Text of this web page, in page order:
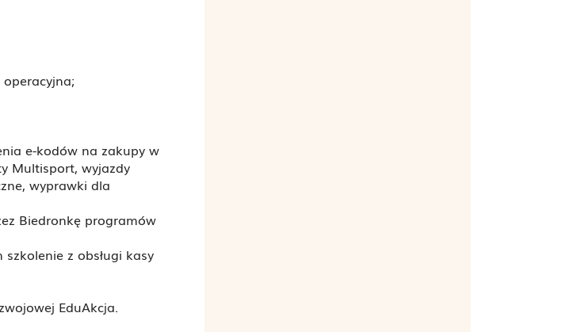
e-kodów na zakupy w
Multisport, wyjazdy
wyprawki dla
Biedronkę programów
z obsługi kasy
EduAkcja.